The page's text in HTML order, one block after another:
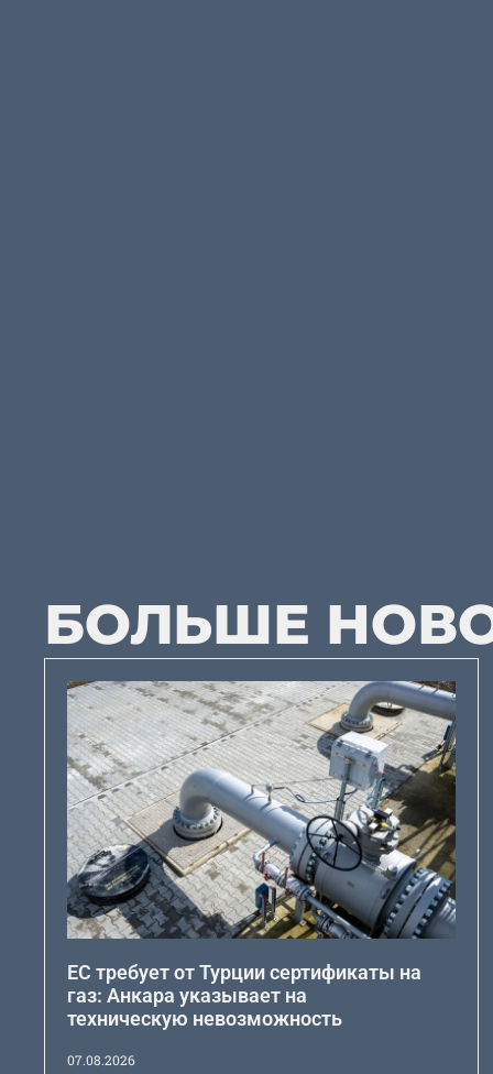
БОЛЬШЕ
ЕС требует от Турции сертификаты на
газ: Анкара указывает на
техническую невозможность
07.08.2026